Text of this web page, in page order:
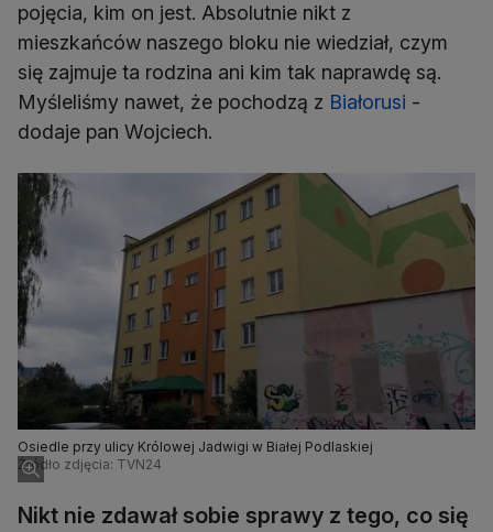
pojęcia, kim on jest. Absolutnie nikt z
mieszkańców naszego bloku nie wiedział, czym
się zajmuje ta rodzina ani kim tak naprawdę są.
Myśleliśmy nawet, że pochodzą z Białorusi -
dodaje pan Wojciech.
Osiedle przy ulicy Królowej Jadwigi w Białej Podlaskiej
Źródło zdjęcia: TVN24
Nikt nie zdawał sobie sprawy z tego, co się